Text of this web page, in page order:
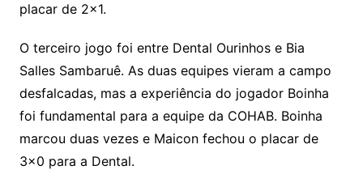
placar de 2×1.
O terceiro jogo foi entre Dental Ourinhos e Bia
Salles Sambaruê. As duas equipes vieram a campo
desfalcadas, mas a experiência do jogador Boinha
foi fundamental para a equipe da COHAB. Boinha
marcou duas vezes e Maicon fechou o placar de
3×0 para a Dental.